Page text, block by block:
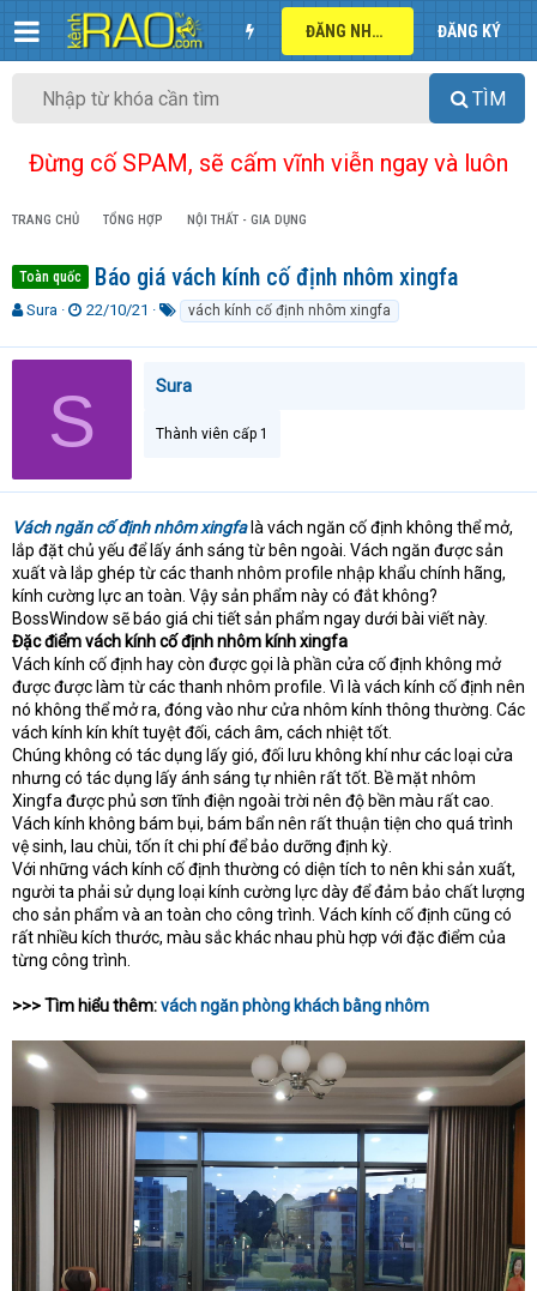
ĐĂNG NHẬP ĐĂNG KÝ
TÌM
Đừng cố SPAM, sẽ cấm vĩnh viễn ngay và luôn
TRANG CHỦ TỔNG HỢP NỘI THẤT - GIA DỤNG
Toàn quốc Báo giá vách kính cố định nhôm xingfa
T
r
a
t
e
r
Sura
N
à
g
ử
i
22/10/21
k
ó
vách kính cố định nhôm xingfa
S Sura
Thành viên cấp 1
Vách ngăn cố định nhôm xingfalà vách ngăn cố định không thể mở,
lắp đặt chủ yếu để lấy ánh sáng từ bên ngoài. Vách ngăn được sản
xuất và lắp ghép từ các thanh nhôm profile nhập khẩu chính hãng,
kính cường lực an toàn. Vậy sản phẩm này có đắt không?
BossWindow sẽ báo giá chi tiết sản phẩm ngay dưới bài viết này.
Đặc điểm vách kính cố định nhôm kính xingfa
Vách kính cố định hay còn được gọi là phần cửa cố định không mở
được được làm từ các thanh nhôm profile. Vì là vách kính cố định nên
nó không thể mở ra, đóng vào như cửa nhôm kính thông thường. Các
vách kính kín khít tuyệt đối, cách âm, cách nhiệt tốt.
Chúng không có tác dụng lấy gió, đối lưu không khí như các loại cửa
nhưng có tác dụng lấy ánh sáng tự nhiên rất tốt. Bề mặt nhôm
Xingfa được phủ sơn tĩnh điện ngoài trời nên độ bền màu rất cao.
Vách kính không bám bụi, bám bẩn nên rất thuận tiện cho quá trình
vệ sinh, lau chùi, tốn ít chi phí để bảo dưỡng định kỳ.
Với những vách kính cố định thường có diện tích to nên khi sản xuất,
người ta phải sử dụng loại kính cường lực dày để đảm bảo chất lượng
cho sản phẩm và an toàn cho công trình. Vách kính cố định cũng có
rất nhiều kích thước, màu sắc khác nhau phù hợp với đặc điểm của
từng công trình.
>>> Tìm hiểu thêm:vách ngăn phòng khách bằng nhôm